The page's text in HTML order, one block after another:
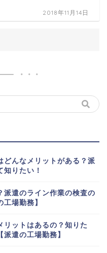
2018年11月14日
どんなメリットがある？派
りたい！
派遣のライン作業の検査の
場勤務】
リットはあるの？知りた
遣の工場勤務】